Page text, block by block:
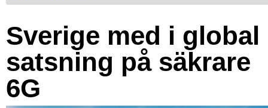
Sverige med i global
satsning på säkrare
6G